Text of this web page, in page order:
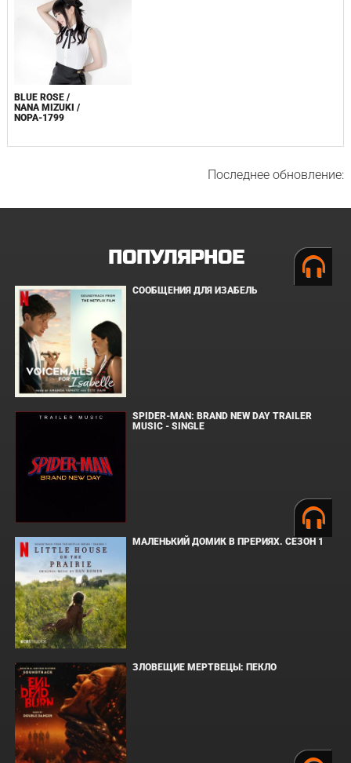
BLUE ROSE /
NANA MIZUKI /
NOPA-1799
Последнее обновление:
ПОПУЛЯРНОЕ
СООБЩЕНИЯ ДЛЯ ИЗАБЕЛЬ
SPIDER-MAN: BRAND NEW DAY TRAILER
MUSIC - SINGLE
МАЛЕНЬКИЙ ДОМИК В ПРЕРИЯХ. СЕЗОН 1
ЗЛОВЕЩИЕ МЕРТВЕЦЫ: ПЕКЛО